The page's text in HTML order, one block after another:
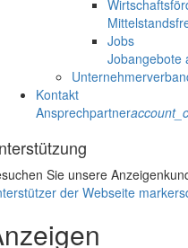
Jobs
Jobangebote
Kontakt
Ansprechpartner
Sie unsere
der Webseite